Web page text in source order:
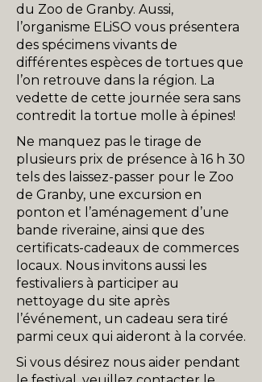
du Zoo de Granby. Aussi,
l’organisme ELiSO vous présentera
des spécimens vivants de
différentes espèces de tortues que
l’on retrouve dans la région. La
vedette de cette journée sera sans
contredit la tortue molle à épines!
Ne manquez pas le tirage de
plusieurs prix de présence à 16 h 30
tels des laissez-passer pour le Zoo
de Granby, une excursion en
ponton et l’aménagement d’une
bande riveraine, ainsi que des
certificats-cadeaux de commerces
locaux. Nous invitons aussi les
festivaliers à participer au
nettoyage du site après
l’événement, un cadeau sera tiré
parmi ceux qui aideront à la corvée.
Si vous désirez nous aider pendant